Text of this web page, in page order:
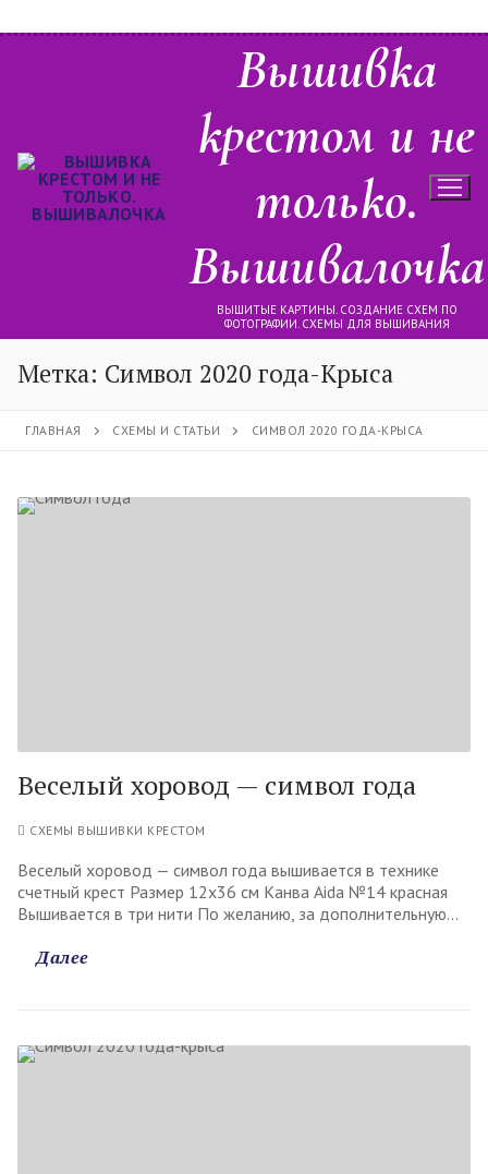
Перейти
Вышивка
крестом и не
только.
Вышивалочка
ВЫШИТЫЕ КАРТИНЫ. СОЗДАНИЕ СХЕМ ПО
ФОТОГРАФИИ. СХЕМЫ ДЛЯ ВЫШИВАНИЯ
Метка: Символ 2020 года-Крыса
ГЛАВНАЯ СХЕМЫ И СТАТЬИ СИМВОЛ 2020 ГОДА-КРЫСА
Веселый хоровод — символ года
СХЕМЫ ВЫШИВКИ КРЕСТОМ
Веселый хоровод — символ года вышивается в технике
счетный крест Размер 12х36 см Канва Aida №14 красная
Вышивается в три нити По желанию, за дополнительную…
Далее